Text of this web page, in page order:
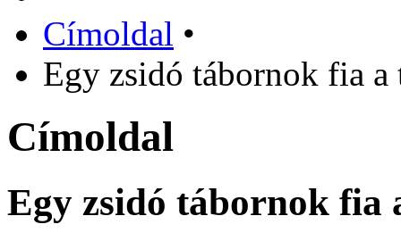
Címoldal •
Egy zsidó tábornok fia
Címoldal
Egy zsidó tábornok fia